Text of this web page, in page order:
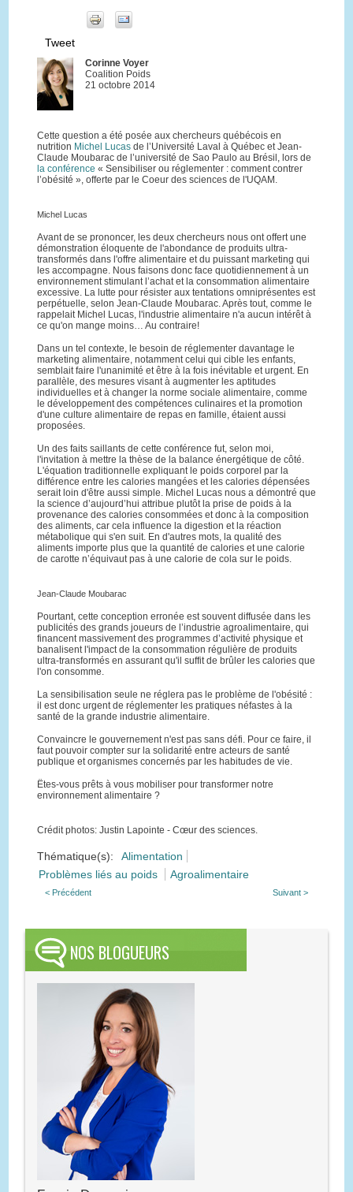
Tweet
Corinne Voyer
Coalition Poids
21 octobre 2014
Cette question a été posée aux chercheurs québécois en
nutrition Michel Lucasde l’Université Laval à Québec et Jean-
Claude Moubarac de l’université de Sao Paulo au Brésil, lors de
la conférence « Sensibiliser ou réglementer : comment contrer
l’obésité », offerte par le Coeur des sciences de l'UQAM.
Michel Lucas
Avant de se prononcer, les deux chercheurs nous ont offert une
démonstration éloquente de l'abondance de produits ultra-
transformés dans l'offre alimentaire et du puissant marketing qui
les accompagne. Nous faisons donc face quotidiennement à un
environnement stimulant l’achat et la consommation alimentaire
excessive. La lutte pour résister aux tentations omniprésentes est
perpétuelle, selon Jean-Claude Moubarac. Après tout, comme le
rappelait Michel Lucas, l'industrie alimentaire n'a aucun intérêt à
ce qu'on mange moins… Au contraire!
Dans un tel contexte, le besoin de réglementer davantage le
marketing alimentaire, notamment celui qui cible les enfants,
semblait faire l'unanimité et être à la fois inévitable et urgent. En
parallèle, des mesures visant à augmenter les aptitudes
individuelles et à changer la norme sociale alimentaire, comme
le développement des compétences culinaires et la promotion
d'une culture alimentaire de repas en famille, étaient aussi
proposées.
Un des faits saillants de cette conférence fut, selon moi,
l'invitation à mettre la thèse de la balance énergétique de côté.
L'équation traditionnelle expliquant le poids corporel par la
différence entre les calories mangées et les calories dépensées
serait loin d'être aussi simple. Michel Lucas nous a démontré que
la science d’aujourd’hui attribue plutôt la prise de poids à la
provenance des calories consommées et donc à la composition
des aliments, car cela influence la digestion et la réaction
métabolique qui s'en suit. En d'autres mots, la qualité des
aliments importe plus que la quantité de calories et une calorie
de carotte n’équivaut pas à une calorie de cola sur le poids.
Jean-Claude Moubarac
Pourtant, cette conception erronée est souvent diffusée dans les
publicités des grands joueurs de l’industrie agroalimentaire, qui
financent massivement des programmes d’activité physique et
banalisent l'impact de la consommation régulière de produits
ultra-transformés en assurant qu'il suffit de brûler les calories que
l'on consomme.
La sensibilisation seule ne réglera pas le problème de l'obésité :
il est donc urgent de réglementer les pratiques néfastes à la
santé de la grande industrie alimentaire.
Convaincre le gouvernement n'est pas sans défi. Pour ce faire, il
faut pouvoir compter sur la solidarité entre acteurs de santé
publique et organismes concernés par les habitudes de vie.
Êtes-vous prêts à vous mobiliser pour transformer notre
environnement alimentaire ?
Crédit photos: Justin Lapointe - Cœur des sciences.
Thématique(s):
Alimentation
Problèmes liés au poids
Agroalimentaire
< Précédent Suivant >
NOS BLOGUEURS